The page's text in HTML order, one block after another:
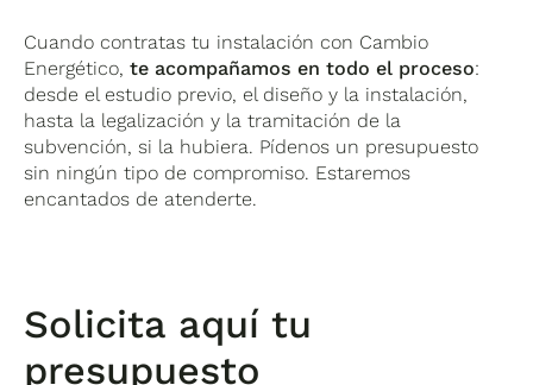
Cuando contratas tu instalación con Cambio
Energético,te acompañamos en todo el proceso:
desde el estudio previo, el diseño y la instalación,
hasta la legalización y la tramitación de la
subvención, si la hubiera. Pídenos un presupuesto
sin ningún tipo de compromiso. Estaremos
encantados de atenderte.
Solicita aquí tu
presupuesto